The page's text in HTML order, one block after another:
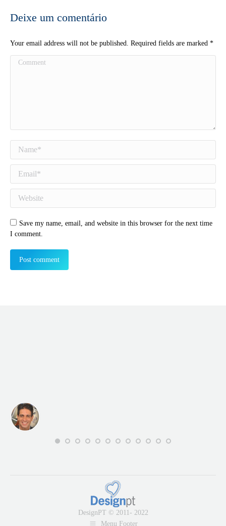
Deixe um comentário
Your email address will not be published. Required fields are marked *
Comment
Save my name, email, and website in this browser for the next time
I comment.
Post comment
DesignPT © 2011- 2022
Menu Footer